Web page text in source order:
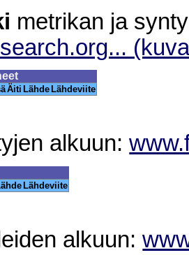
metrikan ja
Äiti Lähde Lähdeviite
alkuun:
Lähdeviite
alkuun: